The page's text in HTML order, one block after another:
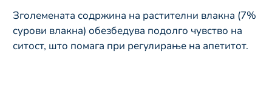
Зголемената содржина на растителни влакна (7%
сурови влакна) обезбедува подолго чувство на
ситост, што помага при регулирање на апетитот.